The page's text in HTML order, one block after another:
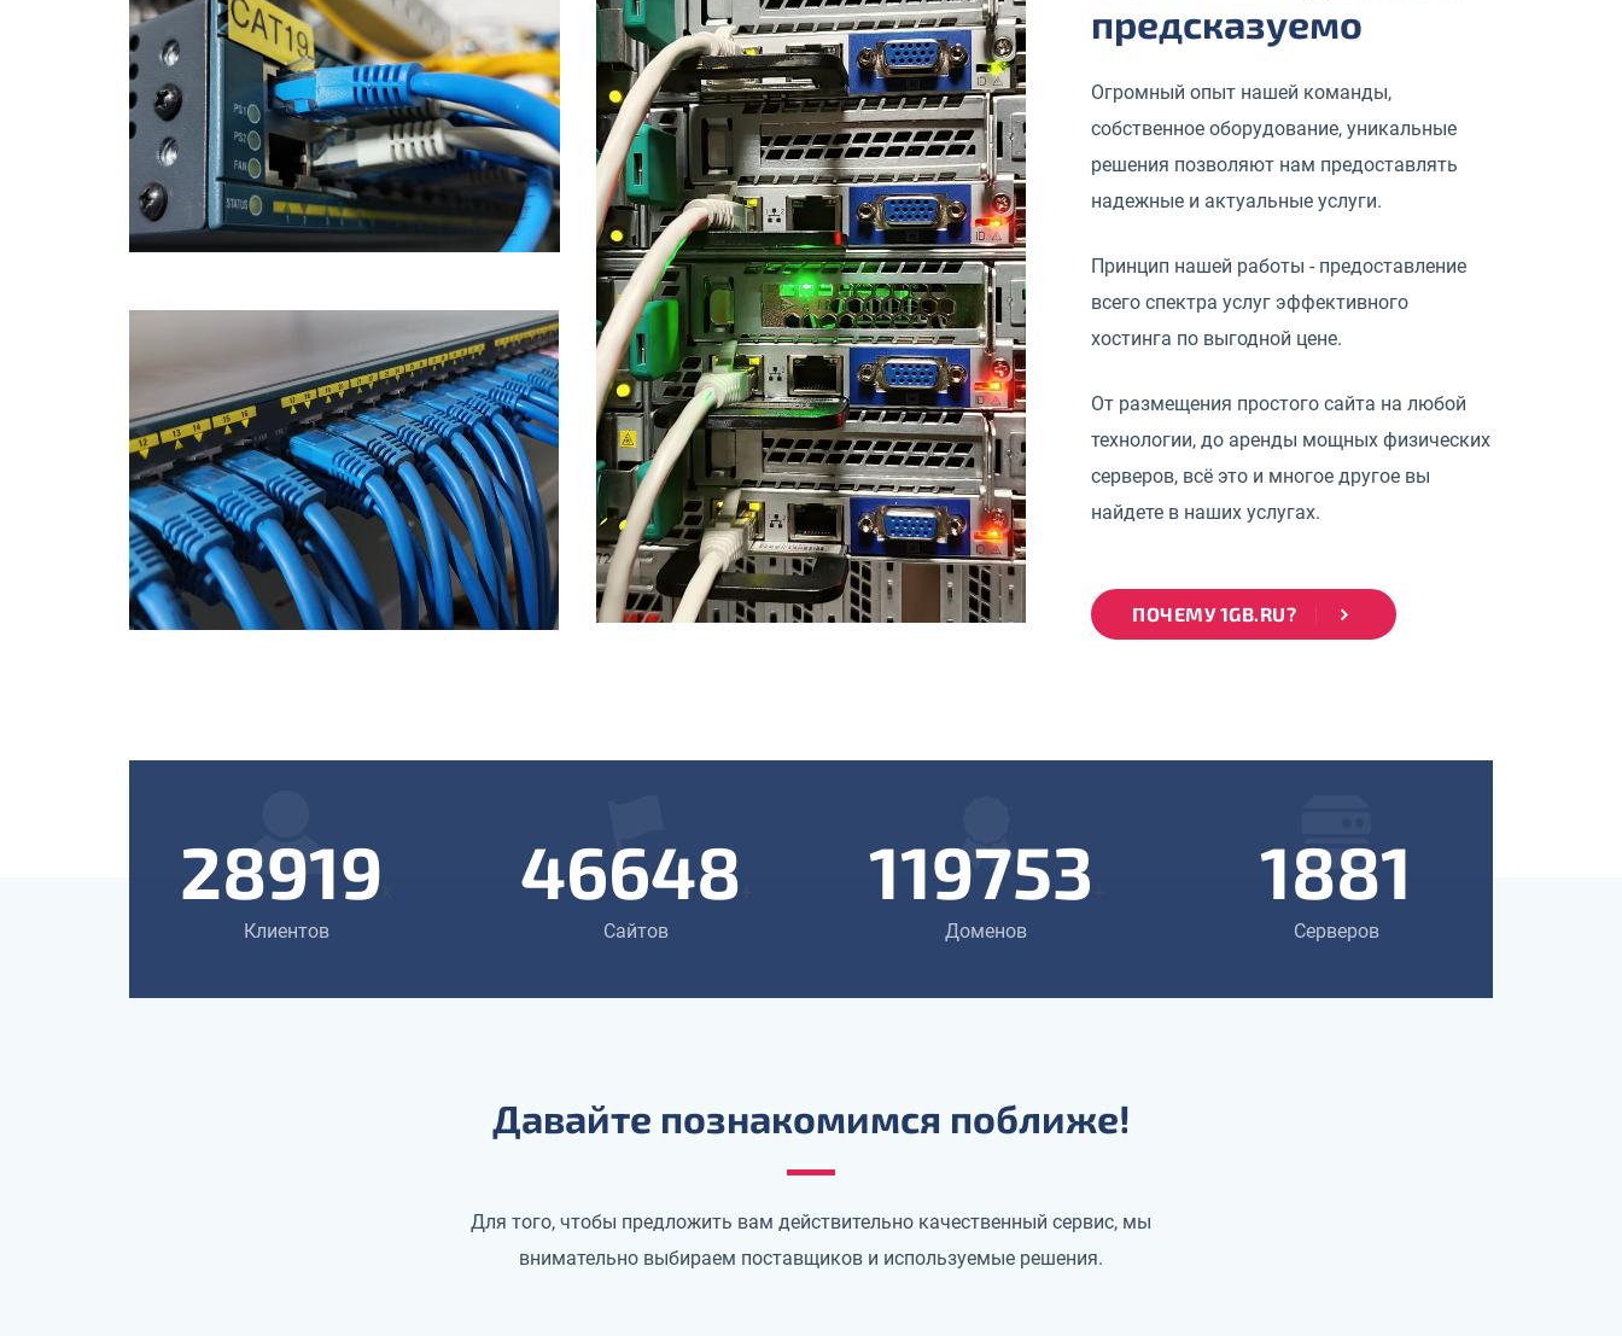
предсказуемо
Огромный опыт нашей команды,
собственное оборудование, уникальные
решения позволяют нам предоставлять
надежные и актуальные услуги.
Принцип нашей работы - предоставление
всего спектра услуг эффективного
хостинга по выгодной цене.
От размещения простого сайта на любой
технологии, до аренды мощных физических
серверов, всё это и многое другое вы
найдете в наших услугах.
ПОЧЕМУ 1GB.RU?
28919
Клиентов
46648
Сайтов
119753
Доменов
1881
Серверов
Давайте познакомимся поближе!
Для того, чтобы предложить вам действительно качественный сервис, мы
внимательно выбираем поставщиков и используемые решения.